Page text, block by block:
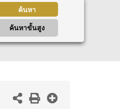
ค้นหา
ค้นหาขั้นสูง